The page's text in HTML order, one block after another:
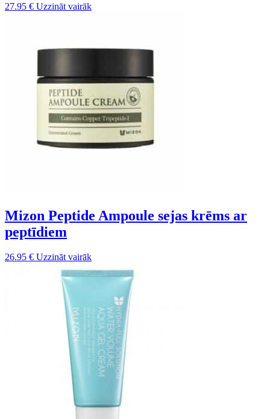
27.95 € Uzzināt vairāk
Mizon Peptide Ampoule sejas krēms ar
peptīdiem
26.95 € Uzzināt vairāk